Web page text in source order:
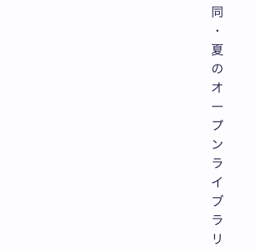
同
・
夏
の
オ
ー
プ
ン
ラ
イ
ブ
ラ
リ